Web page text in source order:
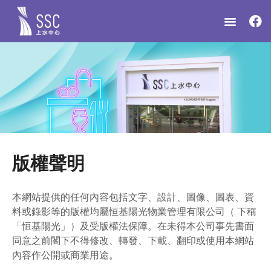
版權聲明
本網站提供的任何內容包括文字、設計、圖像、圖表、資
料或錄影等的版權均屬恒基陽光物業管理有限公司（ 下稱
「恒基陽光」）及受版權法保障。在未得本公司事先書面
同意之前閣下不得修改、轉發、下載、翻印或使用本網站
內容作公開或商業用途。